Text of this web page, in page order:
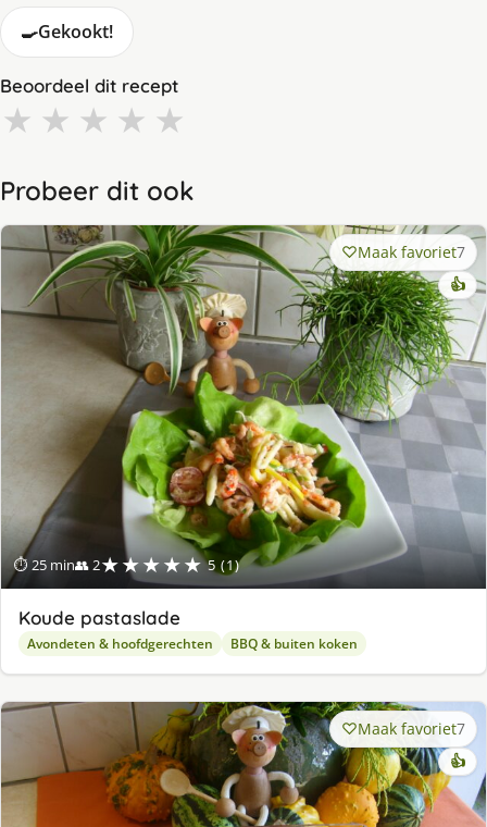
🍳Gekookt!
Beoordeel dit recept
★ ★ ★ ★ ★
Probeer dit ook
⏱ 25 min👥 2★★★★★ 5 (1)
Maak favoriet7
👍
Koude pastaslade
Avondeten & hoofdgerechten BBQ & buiten koken
Maak favoriet7
👍